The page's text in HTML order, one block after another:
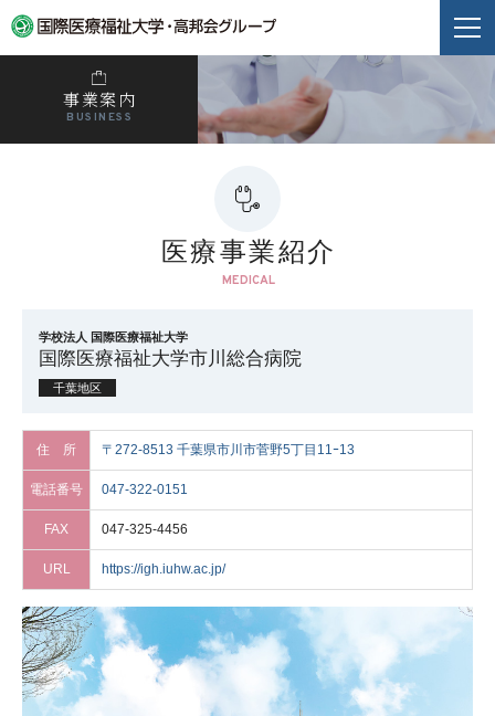
事業案内
BUSINESS
医療事業紹介
MEDICAL
学校法人 国際医療福祉大学
国際医療福祉大学市川総合病院
千葉地区
住 所 〒272-8513 千葉県市川市菅野5丁目11ｰ13
電話番号 047-322-0151
FAX 047-325-4456
URL https://igh.iuhw.ac.jp/